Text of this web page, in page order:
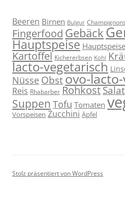
Beeren Birnen Bulgur Champignons
Fingerfood Gebäck
Hauptspeise
Kartoffel Kichererbsen Kohl
lacto-vegetarisch
Nüsse Obstovo-
Reis Rhabarber RohkostSalat
Suppen Tofu Tomaten
Vorspeisen Zucchini Äpfel
Stolz präsentiert von WordPress